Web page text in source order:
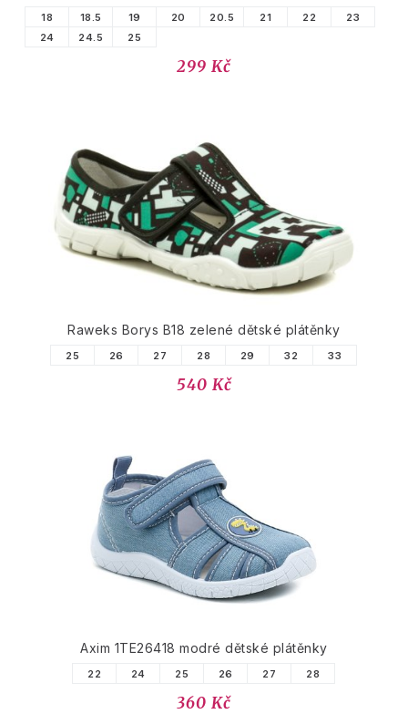
18 18.5 19 20 20.5 21 22
23
24
24.5 25
299 Kč
Raweks Borys B18 zelené dětské plátěnky
25 26 27 28 29 32 33
540 Kč
Axim 1TE26418 modré dětské plátěnky
22 24 25 26 27 28
360 Kč